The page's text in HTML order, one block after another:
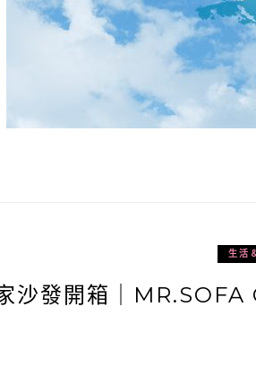
生活
沙發開箱｜